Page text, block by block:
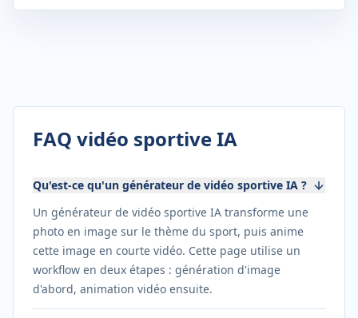
FAQ vidéo sportive IA
Qu'est-ce qu'un générateur de vidéo sportive IA ?
Un générateur de vidéo sportive IA transforme une
photo en image sur le thème du sport, puis anime
cette image en courte vidéo. Cette page utilise un
workflow en deux étapes : génération d'image
d'abord, animation vidéo ensuite.